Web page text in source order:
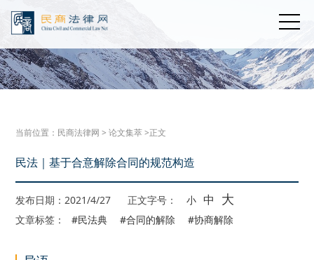
当前位置： 民商法律网 >论文集萃>正文
民法｜基于合意解除合同的规范构造
发布日期：2021/4/27 正文字号： 小 中 大
文章标签： #民法典 #合同的解除 #协商解除